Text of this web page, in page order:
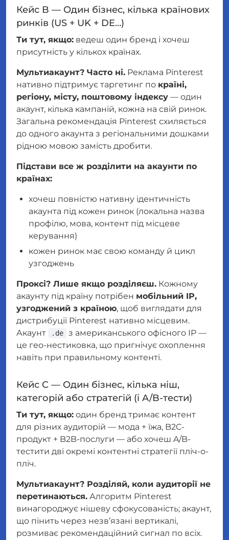
Кейс B — Один бізнес, кілька країнових
ринків (US + UK + DE…)
Ти тут, якщо: ведеш один бренд і хочеш
присутність у кількох країнах.
Мультиакаунт? Часто ні. Реклама Pinterest
нативно підтримує таргетинг по країні,
регіону, місту, поштовому індексу — один
акаунт, кілька кампаній, кожна на свій ринок.
Загальна рекомендація Pinterest схиляється
до одного акаунта з регіональними дошками
рідною мовою замість дробити.
Підстави все ж розділити на акаунти по
країнах:
хочеш повністю нативну ідентичність
акаунта під кожен ринок (локальна назва
профілю, мова, контент під місцеве
керування)
кожен ринок має свою команду й цикл
узгоджень
Проксі? Лише якщо розділяєш. Кожному
акаунту під країну потрібен мобільний IP,
узгоджений з країною, щоб виглядати для
дистрибуції Pinterest нативно місцевим.
Акаунт
.de
з американського офісного IP —
це гео-нестиковка, що пригнічує охоплення
навіть при правильному контенті.
Кейс C — Один бізнес, кілька ніш,
категорій або стратегій (і A/B-тести)
Ти тут, якщо: один бренд тримає контент
для різних аудиторій — мода + їжа, B2C-
продукт + B2B-послуги — або хочеш A/B-
тестити дві окремі контентні стратегії пліч-о-
пліч.
Мультиакаунт? Розділяй, коли аудиторії не
перетинаються. Алгоритм Pinterest
винагороджує нішеву сфокусованість; акаунт,
що пінить через незв’язані вертикалі,
розмиває рекомендаційний сигнал по всіх.